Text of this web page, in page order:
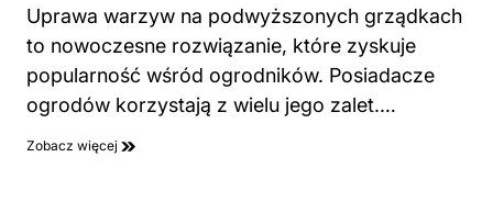
Uprawa warzyw na podwyższonych grządkach
to nowoczesne rozwiązanie, które zyskuje
popularność wśród ogrodników. Posiadacze
ogrodów korzystają z wielu jego zalet.…
Zobacz więcej